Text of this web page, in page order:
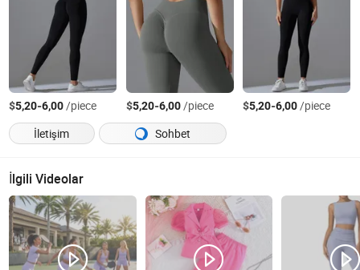
$5,20-6,00/piece $5,20-6,00/piece $5,20-6,00/piece
İletişim
Sohbet
İlgili Videolar